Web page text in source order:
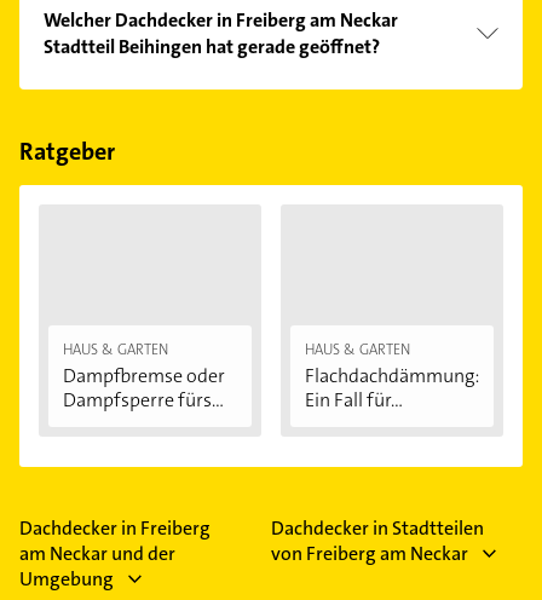
Welcher Dachdecker in Freiberg am Neckar
Stadtteil Beihingen hat gerade geöffnet?
Im Anbieter-Bereich finden Sie alleÖffnungszeiten.
Feiertagen abweichen können.
Ratgeber
HAUS & GARTEN
Dampfbremse oder
Dampfsperre fürs...
HAUS & GARTEN
Flachdachdämmung:
Ein Fall für...
Dachdecker in Freiberg
am Neckar und der
Umgebung
Dachdecker in Stadtteilen
von Freiberg am Neckar